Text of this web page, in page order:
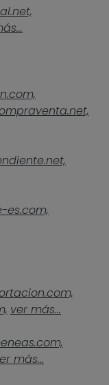
es.com,
ver más...
más...